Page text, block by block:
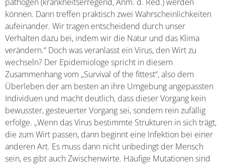
können. Dann treffen praktisch zwei Wahrscheinlichkeiten
aufeinander. Wir tragen entscheidend durch unser
Verhalten dazu bei, indem wir die Natur und das Klima
verändern.“ Doch was veranlasst ein Virus, den Wirt zu
wechseln? Der Epidemiologe spricht in diesem
Zusammenhang vom „Survival of the fittest“, also dem
Überleben der am besten an ihre Umgebung angepassten
Individuen und macht deutlich, dass dieser Vorgang kein
bewusster, gesteuerter Vorgang sei, sondern rein zufällig
erfolge. „Wenn das Virus bestimmte Strukturen in sich trägt,
die zum Wirt passen, dann beginnt eine Infektion bei einer
anderen Art. Es muss dann nicht unbedingt der Mensch
sein, es gibt auch Zwischenwirte. Häufige Mutationen sind